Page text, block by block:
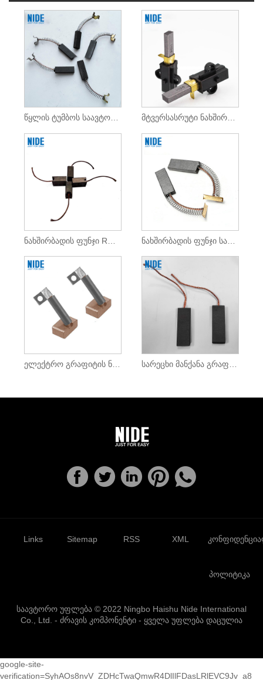
წყლის ტუმბოს საავტომობილო ნახშირბადის ფუნჯი DC ძრავისთვის
ელექტრო გრაფიტის ნახშირბადის ფუნჯი DC ძრავისთვის
Links Sitemap RSS XML
პოლიტიკა
საავტორო უფლება © 2022 Ningbo Haishu Nide International
Co., Ltd. - ძრავის კომპონენტი - ყველა უფლება დაცულია
google-site-
verification=SyhAOs8nvV_ZDHcTwaQmwR4DlIlFDasLRlEVC9Jv_a8